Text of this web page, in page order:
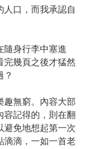
人口，而我承認自
隨身行李中塞進
完幾頁之後才猛然
？
趣無窮。內容大部
容記得的，則在翻
避免地想起第一次
滴滴，一如一首老